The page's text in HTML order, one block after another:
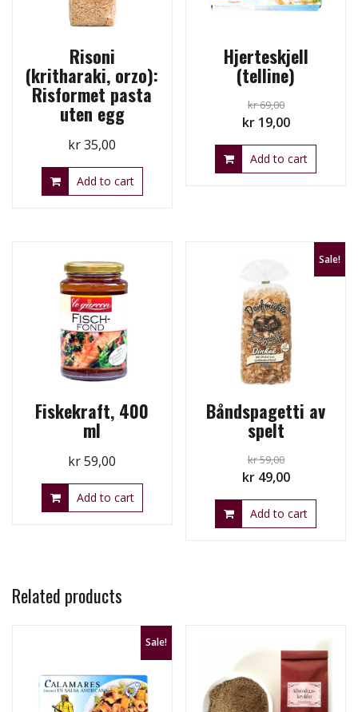
Risoni
(kritharaki, orzo):
Risformet pasta
uten egg
kr35,00
Add to cart
Hjerteskjell
(telline)
kr69,00
Original
price
was:
kr19,00Current
price
is:
Add to cart
Fiskekraft, 400
ml
kr59,00
Add to cart
Sale!
Båndspagetti av
spelt
kr59,00
Original
price
was:
kr49,00Current
price
is:
Add to cart
Related products
Sale!